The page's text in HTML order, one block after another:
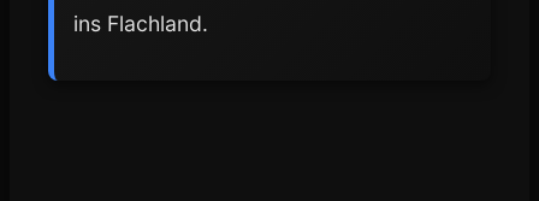
ins Flachland.